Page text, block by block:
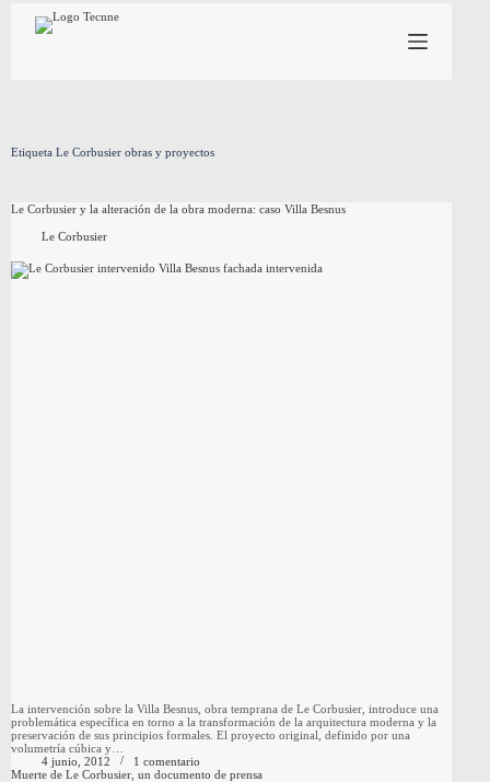
contenido
Etiqueta Le Corbusier obras y proyectos
Le Corbusier y la alteración de la obra moderna: caso Villa Besnus
Le Corbusier
La intervención sobre la Villa Besnus, obra temprana de Le Corbusier, introduce una
problemática específica en torno a la transformación de la arquitectura moderna y la
preservación de sus principios formales. El proyecto original, definido por una
volumetría cúbica y…
4 junio, 2012
1 comentario
Muerte de Le Corbusier, un documento de prensa